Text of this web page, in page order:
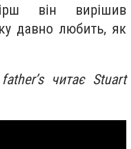
він вирішив
давно любить, як
читає Stuart